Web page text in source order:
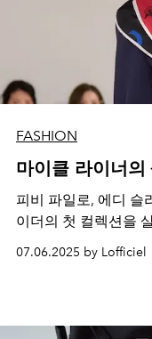
FASHION
마이클 라이너의
피비 파일로, 에디 슬
이더의 첫 컬렉션을
07.06.2025 by Lofficiel